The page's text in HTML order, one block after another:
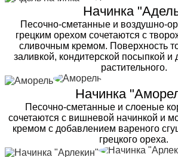
Начинка
Песочно-сметанные и воздушно-
грецким орехом сочетаются с
сливочным кремом. Поверхность
заливкой, кондитерской посыпкой и
растительного.
Начинка
Песочно-сметанные и слоеные
сочетаются с вишневой начинкой и
кремом с добавлением вареного
грецкого ореха.